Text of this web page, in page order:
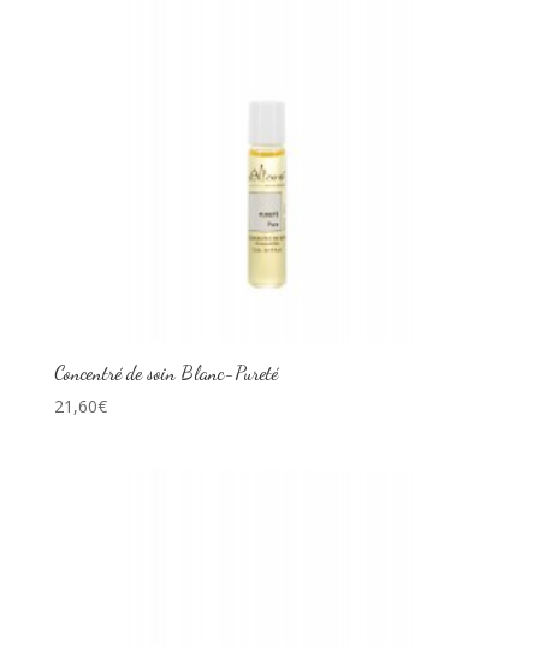
Concentré de soin Blanc-Pureté
21,60€